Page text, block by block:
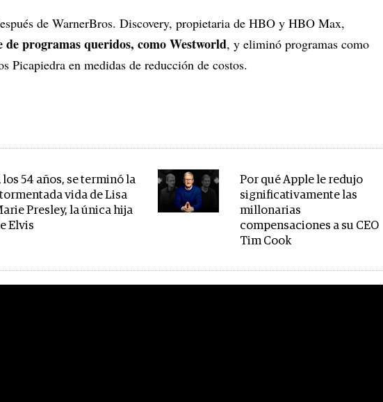
de WarnerBros. Discovery, propietaria de HBO y HBO Max,
de programas queridos, como Westworld, y eliminó programas como
Picapiedra en medidas de reducción de costos.
los 54 años, se terminó la
vida de Lisa
Presley, la única hija
Elvis
Por qué Apple le redujo
significativamente las
millonarias
compensaciones a su CEO
Tim Cook